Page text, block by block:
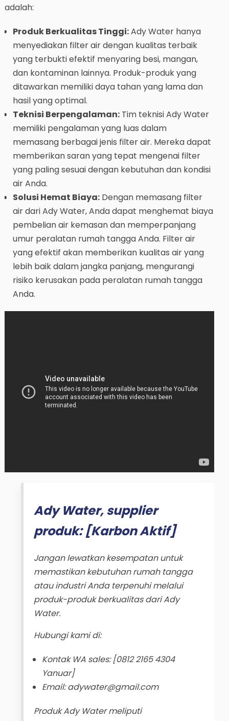
adalah:
Produk Berkualitas Tinggi:Ady Water hanya
menyediakan filter air dengan kualitas terbaik
yang terbukti efektif menyaring besi, mangan,
dan kontaminan lainnya. Produk-produk yang
ditawarkan memiliki daya tahan yang lama dan
hasil yang optimal.
Teknisi Berpengalaman:Tim teknisi Ady Water
memiliki pengalaman yang luas dalam
memasang berbagai jenis filter air. Mereka dapat
memberikan saran yang tepat mengenai filter
yang paling sesuai dengan kebutuhan dan kondisi
air Anda.
Solusi Hemat Biaya:Dengan memasang filter
air dari Ady Water, Anda dapat menghemat biaya
pembelian air kemasan dan memperpanjang
umur peralatan rumah tangga Anda. Filter air
yang efektif akan memberikan kualitas air yang
lebih baik dalam jangka panjang, mengurangi
risiko kerusakan pada peralatan rumah tangga
Anda.
Ady Water, supplier
produk: [Karbon Aktif]
Jangan lewatkan kesempatan untuk
memastikan kebutuhan rumah tangga
atau industri Anda terpenuhi melalui
produk-produk berkualitas dari Ady
Water.
Hubungi kami di:
Kontak WA sales: [0812 2165 4304
Yanuar]
Email: adywater@gmail.com
Produk Ady Water meliputi